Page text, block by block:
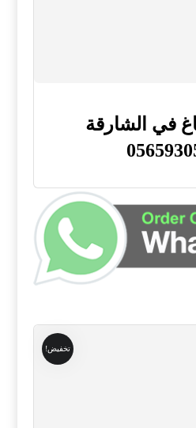
في الشارقة
تخفيض!